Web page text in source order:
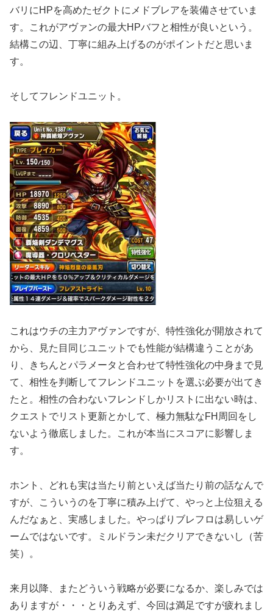
バリにHPを高めたゼクトにメドブレアを装備させていま
す。これがアヴァンの最大HPバフと相性が良いという。
結構この辺、丁寧に組み上げるのがポイントだと思いま
す。
そしてフレンドユニット。
これはウチの主力アヴァンですが、特性強化が開放されて
から、見た目同じユニットでも性能が結構違うことがあ
り、きちんとパラメータと合わせて特性強化の中身まで見
て、相性を判断してフレンドユニットを選ぶ必要が出てき
たと。相性の合わないフレンドしかリストに出ない時は、
クエストでリスト更新とかして、極力無駄なFH周回をし
ないよう徹底しました。これが本当にスコアに影響しま
す。
ホント、どれも実は当たり前といえば当たり前の話なんで
すが、こういうのを丁寧に積み上げて、やっと上位狙える
んだなぁと、実感しました。やっぱりブレフロは易しいゲ
ームではないです。ミルドラン未だクリアできないし（苦
笑）。
来月以降、またどういう戦略が必要になるか、楽しみでは
ありますが・・・とりあえず、今回は満足ですが疲れまし